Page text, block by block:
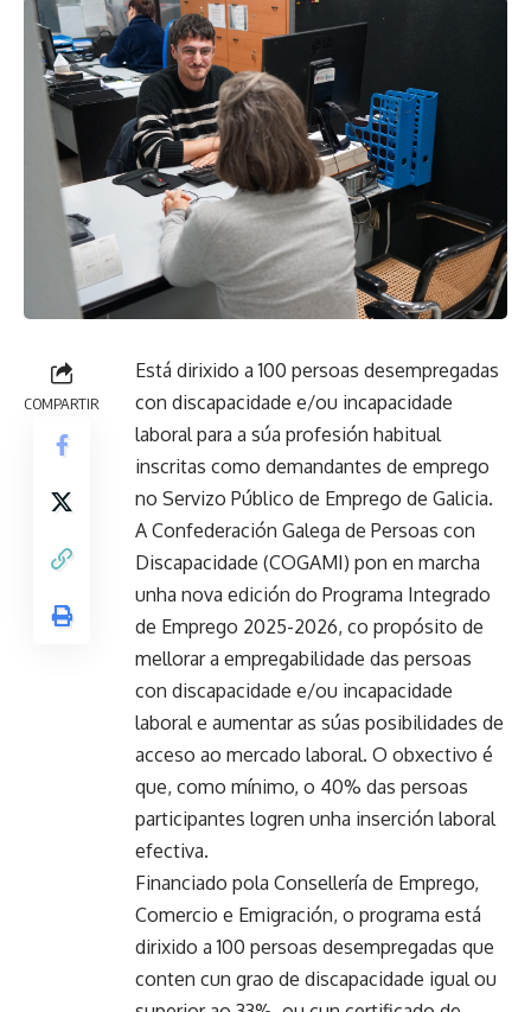
COMPARTIR
Está dirixido a 100 persoas desempregadas
con discapacidade e/ou incapacidade
laboral para a súa profesión habitual
inscritas como demandantes de emprego
no Servizo Público de Emprego de Galicia.
A Confederación Galega de Persoas con
Discapacidade (COGAMI) pon en marcha
unha nova edición do Programa Integrado
de Emprego 2025-2026, co propósito de
mellorar a empregabilidade das persoas
con discapacidade e/ou incapacidade
laboral e aumentar as súas posibilidades de
acceso ao mercado laboral. O obxectivo é
que, como mínimo, o 40% das persoas
participantes logren unha inserción laboral
efectiva.
Financiado pola Consellería de Emprego,
Comercio e Emigración, o programa está
dirixido a 100 persoas desempregadas que
conten cun grao de discapacidade igual ou